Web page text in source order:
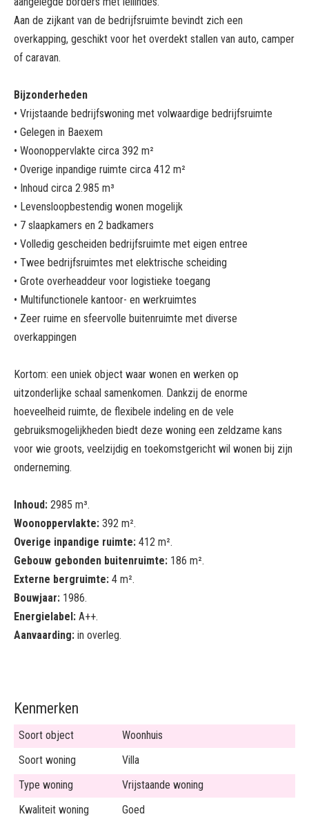
Aan de zijkant van de bedrijfsruimte bevindt zich een
overkapping, geschikt voor het overdekt stallen van auto, camper
of caravan.
Bijzonderheden
• Vrijstaande bedrijfswoning met volwaardige bedrijfsruimte
• Gelegen in Baexem
• Woonoppervlakte circa 392 m²
• Overige inpandige ruimte circa 412 m²
• Inhoud circa 2.985 m³
• Levensloopbestendig wonen mogelijk
• 7 slaapkamers en 2 badkamers
• Volledig gescheiden bedrijfsruimte met eigen entree
• Twee bedrijfsruimtes met elektrische scheiding
• Grote overheaddeur voor logistieke toegang
• Multifunctionele kantoor- en werkruimtes
• Zeer ruime en sfeervolle buitenruimte met diverse
overkappingen
Kortom: een uniek object waar wonen en werken op
uitzonderlijke schaal samenkomen. Dankzij de enorme
hoeveelheid ruimte, de flexibele indeling en de vele
gebruiksmogelijkheden biedt deze woning een zeldzame kans
voor wie groots, veelzijdig en toekomstgericht wil wonen bij zijn
onderneming.
Inhoud: 2985 m³.
Woonoppervlakte: 392 m².
Overige inpandige ruimte: 412 m².
Gebouw gebonden buitenruimte: 186 m².
Externe bergruimte: 4 m².
Bouwjaar: 1986.
Energielabel: A++.
Aanvaarding: in overleg.
Kenmerken
Soort object
Woonhuis
Soort woning
Villa
Type woning
Vrijstaande woning
Kwaliteit woning
Goed